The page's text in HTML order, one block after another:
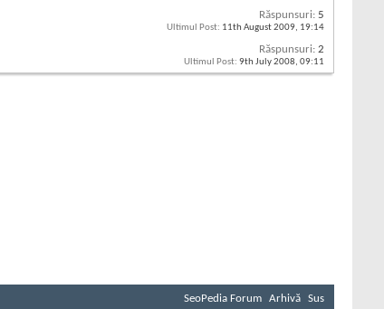
Răspunsuri: 5
Ultimul Post: 11th August 2009, 19:14
Răspunsuri: 2
Ultimul Post: 9th July 2008, 09:11
SeoPedia Forum Arhivă Sus